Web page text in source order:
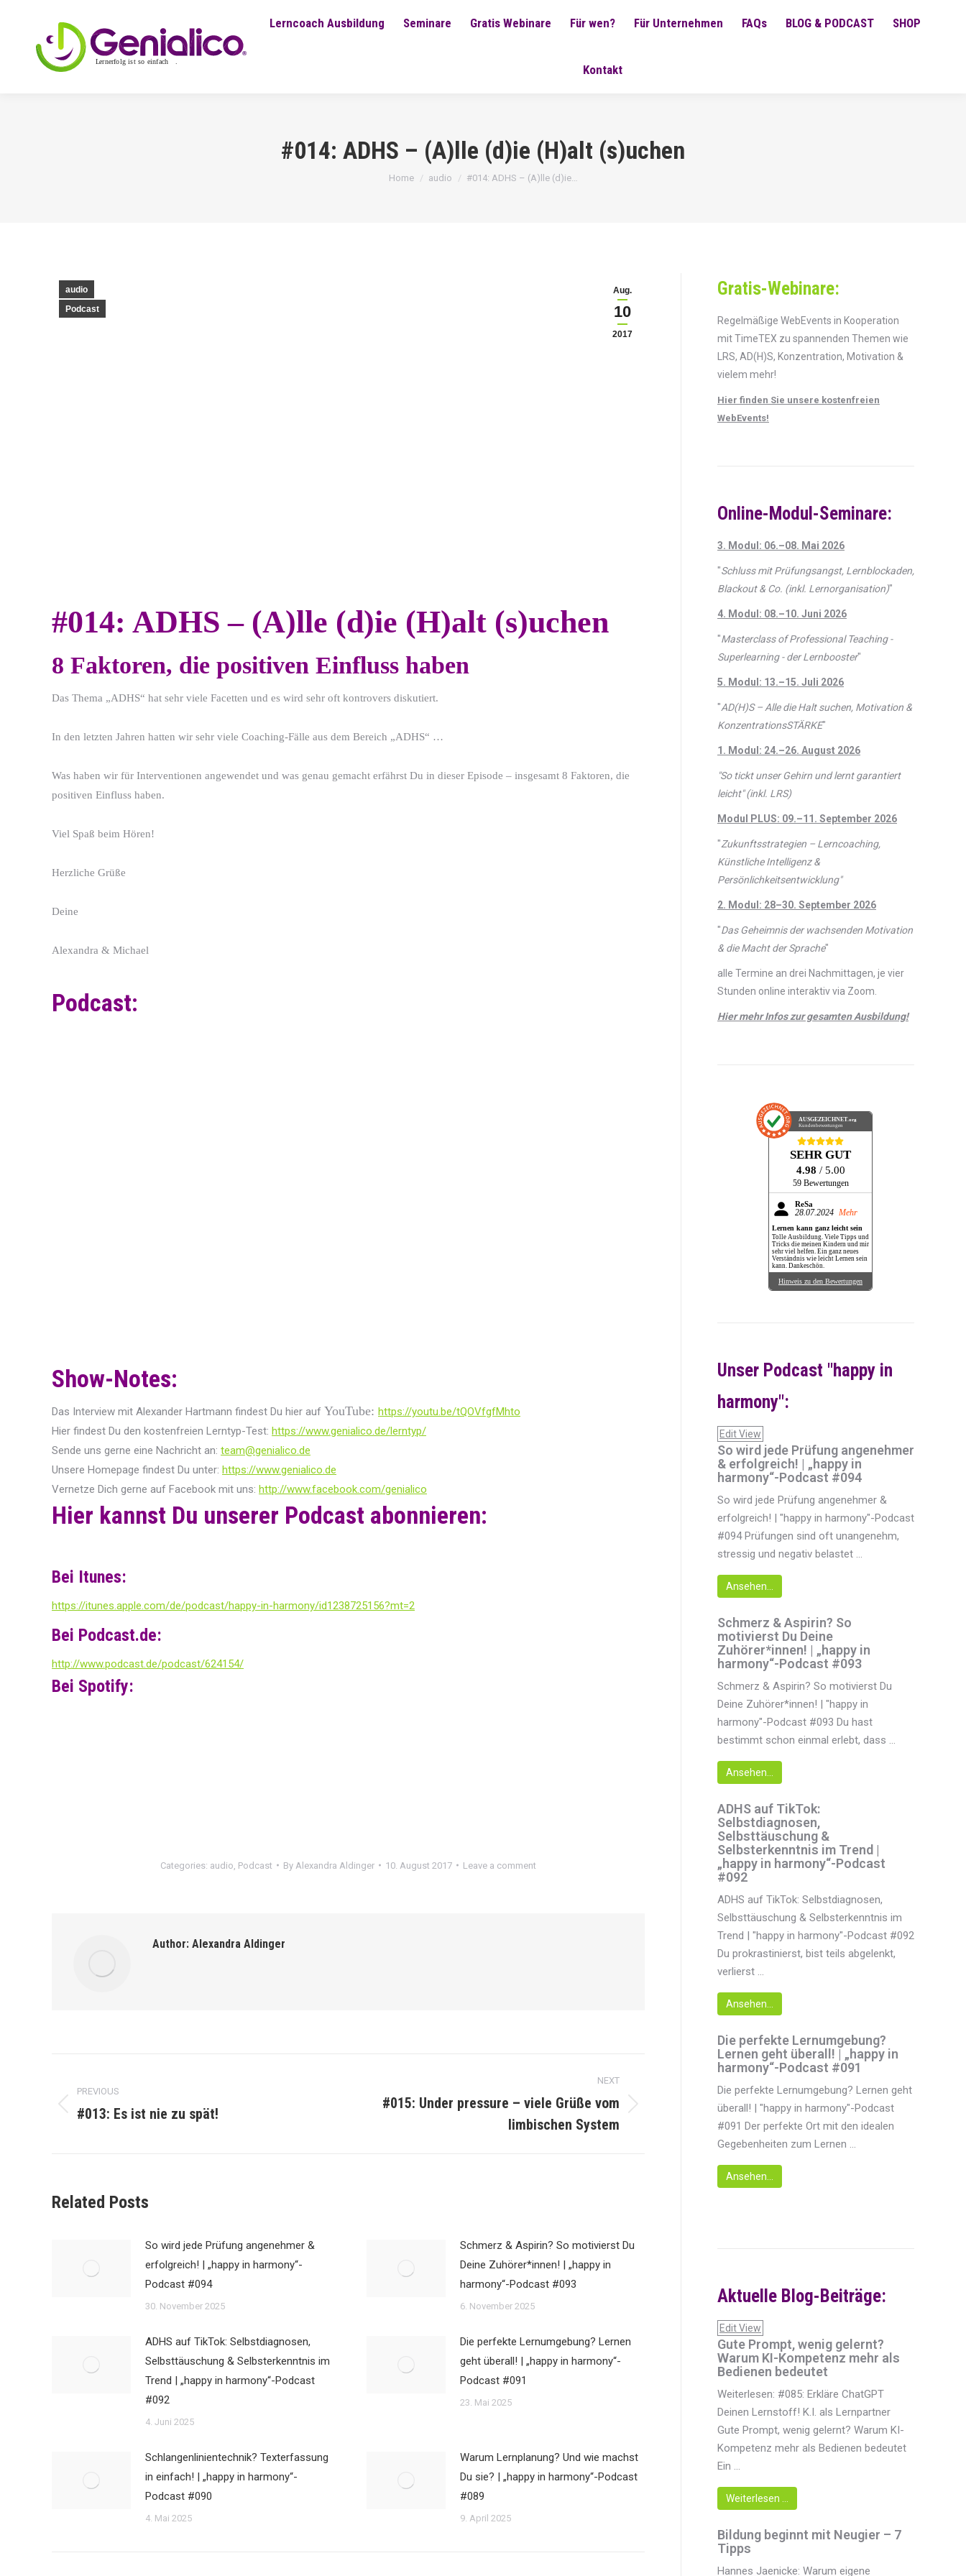
Lerncoach Ausbildung Seminare Gratis Webinare Für wen? Für Unternehmen FAQs BLOG & PODCAST SHOP
Kontakt
#014: ADHS – (A)lle (d)ie (H)alt (s)uchen
You are here:
Home audio #014: ADHS – (A)lle (d)ie…
Aug.
10
2017
audio
Podcast
#014: ADHS – (A)lle (d)ie (H)alt (s)uchen
8 Faktoren, die positiven Einfluss haben
Das Thema „ADHS“ hat sehr viele Facetten und es wird sehr oft kontrovers diskutiert.
In den letzten Jahren hatten wir sehr viele Coaching-Fälle aus dem Bereich „ADHS“ …
Was haben wir für Interventionen angewendet und was genau gemacht erfährst Du in dieser Episode – insgesamt 8 Faktoren, die
positiven Einfluss haben.
Viel Spaß beim Hören!
Herzliche Grüße
Deine
Alexandra & Michael
Podcast:
Show-Notes:
Das Interview mit Alexander Hartmann findest Du hier auf YouTube: https://youtu.be/tQOVfgfMhto
Hier findest Du den kostenfreien Lerntyp-Test: https://www.genialico.de/lerntyp/
Sende uns gerne eine Nachricht an: team@genialico.de
Unsere Homepage findest Du unter: https://www.genialico.de
Vernetze Dich gerne auf Facebook mit uns: http://www.facebook.com/genialico
Hier kannst Du unserer Podcast abonnieren:
Bei Itunes:
https://itunes.apple.com/de/podcast/happy-in-harmony/id1238725156?mt=2
Bei Podcast.de:
http://www.podcast.de/podcast/624154/
Bei Spotify:
Categories: audio Podcast By Alexandra Aldinger 10. August 2017 Leave a comment
Author: Alexandra Aldinger
navigation
PREVIOUS
Previous
#013: Es ist nie zu spät!
NEXT
Next
#015: Under pressure – viele Grüße vom
limbischen System
Related Posts
So wird jede Prüfung angenehmer &
erfolgreich! | „happy in harmony“-
Podcast #094
30. November 2025
Schmerz & Aspirin? So motivierst Du
Deine Zuhörer*innen! | „happy in
harmony“-Podcast #093
6. November 2025
ADHS auf TikTok: Selbstdiagnosen,
Selbsttäuschung & Selbsterkenntnis im
Trend | „happy in harmony“-Podcast
#092
4. Juni 2025
Die perfekte Lernumgebung? Lernen
geht überall! | „happy in harmony“-
Podcast #091
23. Mai 2025
Schlangenlinientechnik? Texterfassung
in einfach! | „happy in harmony“-
Podcast #090
4. Mai 2025
Warum Lernplanung? Und wie machst
Du sie? | „happy in harmony“-Podcast
#089
9. April 2025
Gratis-Webinare:
Regelmäßige WebEvents in Kooperation
mit TimeTEX zu spannenden Themen wie
LRS, AD(H)S, Konzentration, Motivation &
vielem mehr!
Hier finden Sie unsere kostenfreien
WebEvents!
Online-Modul-Seminare:
3. Modul: 06.–08. Mai 2026
"Schluss mit Prüfungsangst, Lernblockaden,
Blackout & Co. (inkl. Lernorganisation)"
4. Modul: 08.–10. Juni 2026
"Masterclass of Professional Teaching -
Superlearning - der Lernbooster"
5. Modul: 13.–15. Juli 2026
"AD(H)S – Alle die Halt suchen, Motivation &
KonzentrationsSTÄRKE"
1. Modul: 24.–26. August 2026
"So tickt unser Gehirn und lernt garantiert
leicht" (inkl. LRS)
Modul PLUS: 09.–11. September 2026
"Zukunftsstrategien – Lerncoaching,
Künstliche Intelligenz &
Persönlichkeitsentwicklung"
2. Modul: 28–30. September 2026
"Das Geheimnis der wachsenden Motivation
& die Macht der Sprache"
alle Termine an drei Nachmittagen, je vier
Stunden online interaktiv via Zoom.
Hier mehr Infos zur gesamten Ausbildung!
AUSGEZEICHNET.org
Kundenbewertungen
SEHR GUT
4.98 / 5.00
59 Bewertungen
ReSa
28.07.2024 Mehr
Lernen kann ganz leicht sein
Tolle Ausbildung. Viele Tipps und
Tricks die meinen Kindern und mir
sehr viel helfen. Ein ganz neues
Verständnis wie leicht Lernen sein
kann. Dankeschön.
Hinweis zu den Bewertungen
Unser Podcast "happy in
harmony":
Edit View
So wird jede Prüfung angenehmer
& erfolgreich! | „happy in
harmony“-Podcast #094
So wird jede Prüfung angenehmer &
erfolgreich! | "happy in harmony"-Podcast
#094 Prüfungen sind oft unangenehm,
stressig und negativ belastet ...
Ansehen...
Schmerz & Aspirin? So
motivierst Du Deine
Zuhörer*innen! | „happy in
harmony“-Podcast #093
Schmerz & Aspirin? So motivierst Du
Deine Zuhörer*innen! | "happy in
harmony"-Podcast #093 Du hast
bestimmt schon einmal erlebt, dass ...
Ansehen...
ADHS auf TikTok:
Selbstdiagnosen,
Selbsttäuschung &
Selbsterkenntnis im Trend |
„happy in harmony“-Podcast
#092
ADHS auf TikTok: Selbstdiagnosen,
Selbsttäuschung & Selbsterkenntnis im
Trend | "happy in harmony"-Podcast #092
Du prokrastinierst, bist teils abgelenkt,
verlierst ...
Ansehen...
Die perfekte Lernumgebung?
Lernen geht überall! | „happy in
harmony“-Podcast #091
Die perfekte Lernumgebung? Lernen geht
überall! | "happy in harmony"-Podcast
#091 Der perfekte Ort mit den idealen
Gegebenheiten zum Lernen ...
Ansehen...
Aktuelle Blog-Beiträge:
Edit View
Gute Prompt, wenig gelernt?
Warum KI-Kompetenz mehr als
Bedienen bedeutet
Weiterlesen: #085: Erkläre ChatGPT
Deinen Lernstoff! K.I. als Lernpartner
Gute Prompt, wenig gelernt? Warum KI-
Kompetenz mehr als Bedienen bedeutet
Ein ...
Weiterlesen …
Bildung beginnt mit Neugier – 7
Tipps
Hannes Jaenicke: Warum eigene